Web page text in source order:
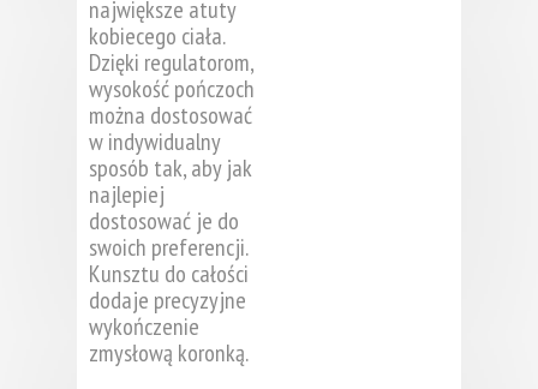
największe atuty
kobiecego ciała.
Dzięki regulatorom,
wysokość pończoch
można dostosować
w indywidualny
sposób tak, aby jak
najlepiej
dostosować je do
swoich preferencji.
Kunsztu do całości
dodaje precyzyjne
wykończenie
zmysłową koronką.